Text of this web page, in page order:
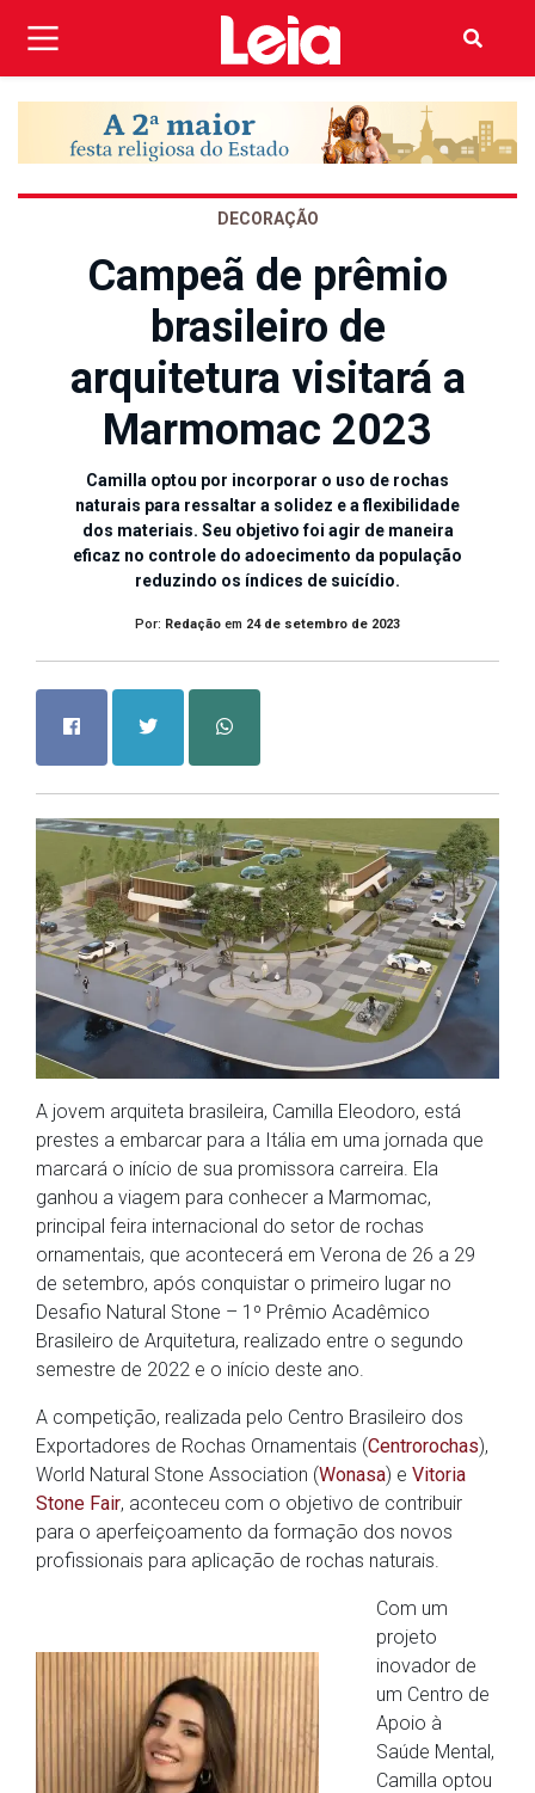
DECORAÇÃO
Campeã de prêmio
brasileiro de
arquitetura visitará a
Marmomac 2023
Camilla optou por incorporar o uso de rochas
naturais para ressaltar a solidez e a flexibilidade
dos materiais. Seu objetivo foi agir de maneira
eficaz no controle do adoecimento da população
reduzindo os índices de suicídio.
Por: Redação em 24 de setembro de 2023
A jovem arquiteta brasileira, Camilla Eleodoro, está
prestes a embarcar para a Itália em uma jornada que
marcará o início de sua promissora carreira. Ela
ganhou a viagem para conhecer a Marmomac,
principal feira internacional do setor de rochas
ornamentais, que acontecerá em Verona de 26 a 29
de setembro, após conquistar o primeiro lugar no
Desafio Natural Stone – 1º Prêmio Acadêmico
Brasileiro de Arquitetura, realizado entre o segundo
semestre de 2022 e o início deste ano.
A competição, realizada pelo Centro Brasileiro dos
Exportadores de Rochas Ornamentais (Centrorochas),
World Natural Stone Association (Wonasa) e Vitoria
Stone Fair, aconteceu com o objetivo de contribuir
para o aperfeiçoamento da formação dos novos
profissionais para aplicação de rochas naturais.
Com um
projeto
inovador de
um Centro de
Apoio à
Saúde Mental,
Camilla optou